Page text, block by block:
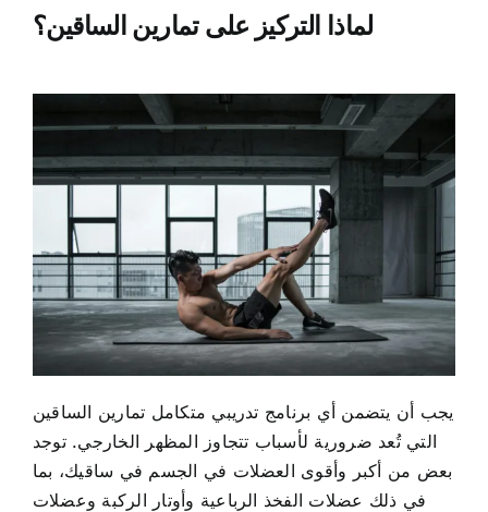
لماذا التركيز على تمارين الساقين؟
يجب أن يتضمن أي برنامج تدريبي متكامل تمارين الساقين
التي تُعد ضرورية لأسباب تتجاوز المظهر الخارجي. توجد
بعض من أكبر وأقوى العضلات في الجسم في ساقيك، بما
في ذلك عضلات الفخذ الرباعية وأوتار الركبة وعضلات